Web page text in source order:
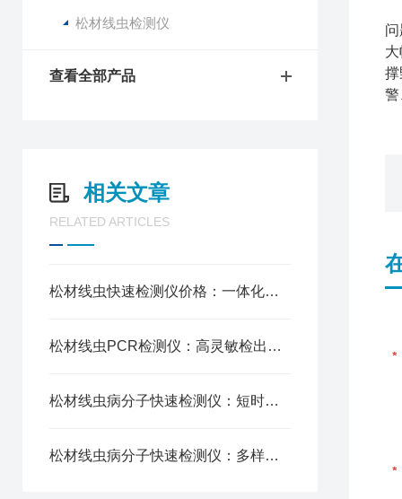
松材线虫检测仪
查看全部产品
相关文章
RELATED ARTICLES
松材线虫快速检测仪价格：一体化样本处理，实现病害早筛早控
松材线虫PCR检测仪：高灵敏检出下限，轻度染病松木识别
松材线虫病分子快速检测仪：短时扩增出结果，高效拦截带病松木
松材线虫病分子快速检测仪：多样本兼容检测 适配松木多类试样
撑
警